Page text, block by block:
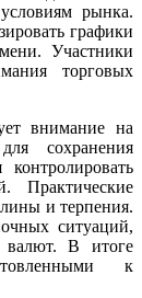
рынка.
графики
Участники
торговых
внимание на
сохранения
Практические
и терпения.
ситуаций,
валют. В итоге
к